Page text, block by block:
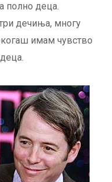
полно деца.
дечиња, многу
имам чувство